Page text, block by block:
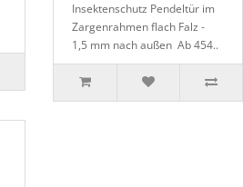
Insektenschutz Pendeltür im
Zargenrahmen flach Falz -
1,5 mm nach außen Ab 454..